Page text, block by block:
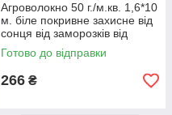
Агроволокно 50 г./м.кв. 1,6*10
м. біле покривне захисне від
сонця від заморозків від
птахів від комах фасоване
Готово до відправки
266 ₴